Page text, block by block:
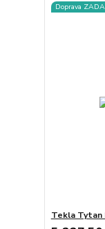
Doprava
Tekla Tytan